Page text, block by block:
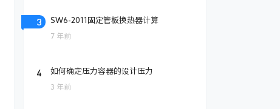
3 SW6-2011固定管板换热器计算
7 年前
4 如何确定压力容器的设计压力
3 年前